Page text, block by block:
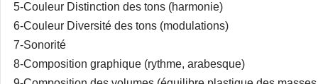
5-Couleur Distinction des tons (harmonie)
6-Couleur Diversité des tons (modulations)
7-Sonorité
8-Composition graphique (rythme, arabesque)